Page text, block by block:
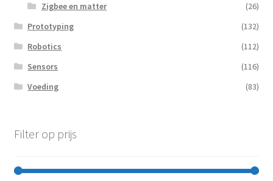
Zigbee en matter
(26)
Prototyping
(132)
Robotics
(112)
Sensors
(116)
Voeding
(83)
Filter op prijs